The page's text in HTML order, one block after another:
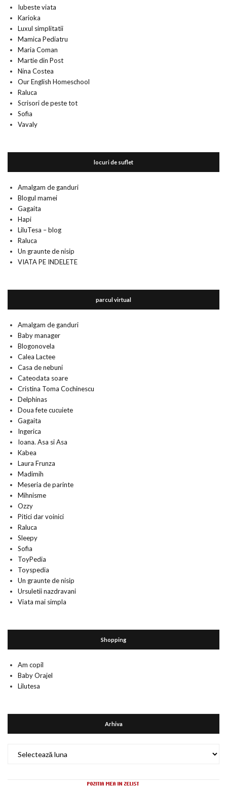
Iubeste viata
Karioka
Luxul simplitatii
Mamica Pediatru
Maria Coman
Martie din Post
Nina Costea
Our English Homeschool
Raluca
Scrisori de peste tot
Sofia
Vavaly
locuri de suflet
Amalgam de ganduri
Blogul mamei
Gagaita
Hapi
LiluTesa – blog
Raluca
Un graunte de nisip
VIATA PE INDELETE
parcul virtual
Amalgam de ganduri
Baby manager
Blogonovela
Calea Lactee
Casa de nebuni
Cateodata soare
Cristina Toma Cochinescu
Delphinas
Doua fete cucuiete
Gagaita
Ingerica
Ioana. Asa si Asa
Kabea
Laura Frunza
Madimih
Meseria de parinte
Mihnisme
Ozzy
Pitici dar voinici
Raluca
Sleepy
Sofia
ToyPedia
Toyspedia
Un graunte de nisip
Ursuletii nazdravani
Viata mai simpla
Shopping
Am copil
Baby Orajel
Lilutesa
Arhiva